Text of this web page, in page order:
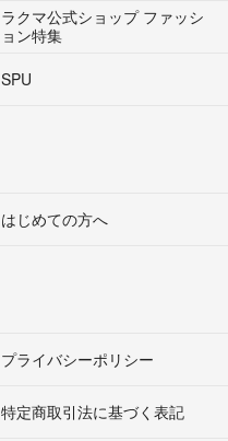
ラクマ公式ショップ ファッシ
ョン特集
SPU
はじめての方へ
プライバシーポリシー
特定商取引法に基づく表記